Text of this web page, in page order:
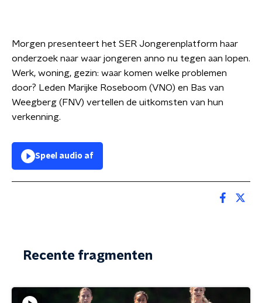
Morgen presenteert het SER Jongerenplatform haar
onderzoek naar waar jongeren anno nu tegen aan lopen.
Werk, woning, gezin: waar komen welke problemen
door? Leden Marijke Roseboom (VNO) en Bas van
Weegberg (FNV) vertellen de uitkomsten van hun
verkenning.
Speel audio af
Recente fragmenten